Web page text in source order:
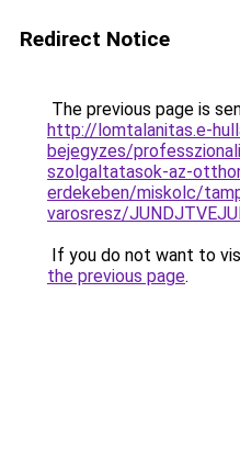
Redirect Notice
The previous page is
http://lomtalanitas.e-
bejegyzes/
szolgaltatasok-az-
erdekeben/miskolc/
varosresz/
If you do not want to
the previous page.